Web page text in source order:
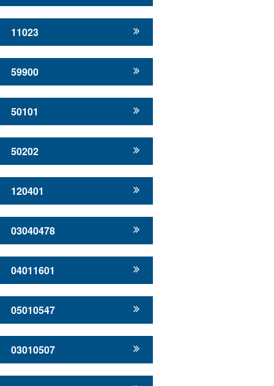
11023
59900
50101
50202
120401
03040478
04011601
05010547
03010507